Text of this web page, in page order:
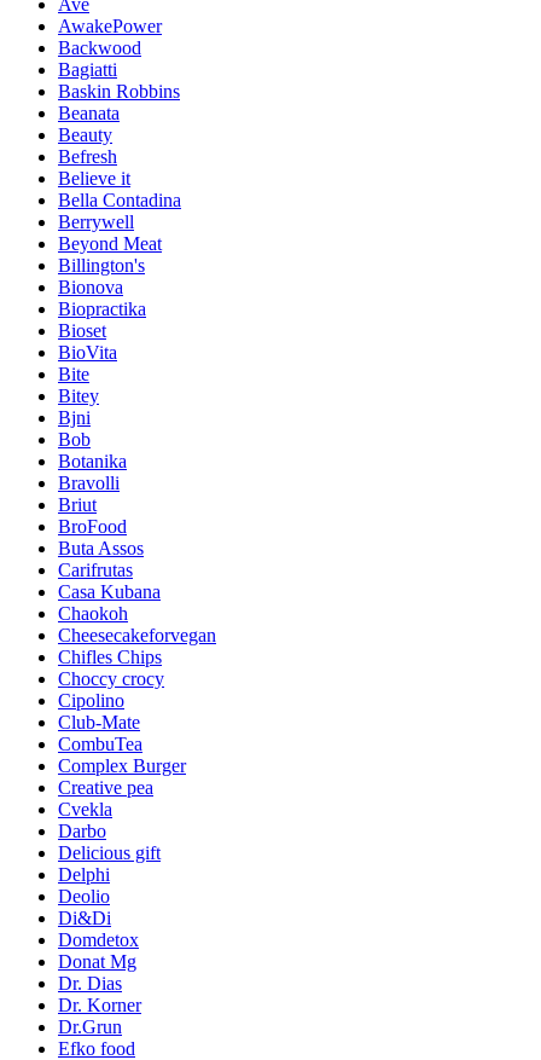
Ave
AwakePower
Backwood
Bagiatti
Baskin Robbins
Beanata
Beauty
Befresh
Believe it
Bella Contadina
Berrywell
Beyond Meat
Billington's
Bionova
Biopractika
Bioset
BioVita
Bite
Bitey
Bjni
Bob
Botanika
Bravolli
Briut
BroFood
Buta Assos
Carifrutas
Casa Kubana
Chaokoh
Cheesecakeforvegan
Chifles Chips
Choccy crocy
Cipolino
Club-Mate
CombuTea
Complex Burger
Creative pea
Cvekla
Darbo
Delicious gift
Delphi
Deolio
Di&Di
Domdetox
Donat Mg
Dr. Dias
Dr. Korner
Dr.Grun
Efko food